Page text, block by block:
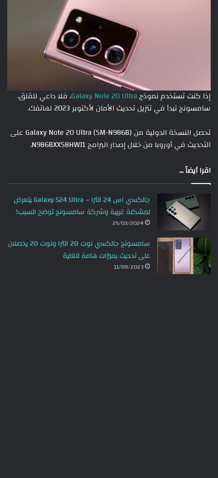
إذا كنت تستخدم نموذجGalaxy Note 20 Ultra، فلا داعي للقلق.
سامسونج تبدأ في تنزيل تحديث الأمان لأكتوبر 2023 لهاتفك.
تحصل النسخة الدولية من Galaxy Note 20 Ultra (SM-N986B) على
التحديث في أوروبا من خلال إصدار البرامج N986BXXS8HWJ1.
اقرا أيضاً ...
جالكسي اس 24 الترا – Galaxy S24 Ultra يتعرض
لمشكلة غريبة وشركة سامسونج توضح السبب!
25/03/2024
سامسونج جالكسي نوت 20 الترا ونوت 20 يحصلان
على تحديث بميزات هامة للغاية
11/09/2023